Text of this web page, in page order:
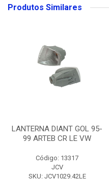
Produtos Similares
LANTERNA DIANT GOL 95-
99 ARTEB CR LE VW
Código: 13317
JCV
SKU: JCV1029.42LE